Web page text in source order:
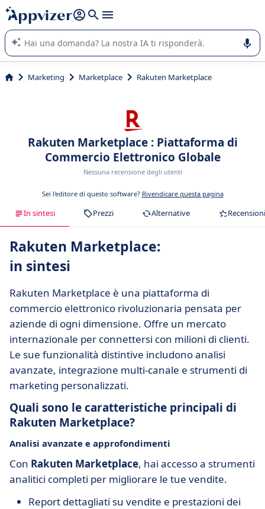
righe con
shift + enter
L'IA di Appvizer vi guida nell'utilizzo o nella scelta di un
software SaaS per la vostra azienda.
Marketing Marketplace Rakuten Marketplace
Rakuten Marketplace : Piattaforma di
Commercio Elettronico Globale
Nessuna recensione degli utenti
Sei l'editore di questo software? Rivendicare questa pagina
In sintesi Prezzi Alternative Recensioni
Rakuten Marketplace:
in sintesi
Rakuten Marketplace è una piattaforma di
commercio elettronico rivoluzionaria pensata per
aziende di ogni dimensione. Offre un mercato
internazionale per connettersi con milioni di clienti.
Le sue funzionalità distintive includono analisi
avanzate, integrazione multi-canale e strumenti di
marketing personalizzati.
Quali sono le caratteristiche principali di
Rakuten Marketplace?
Analisi avanzate e approfondimenti
Con Rakuten Marketplace, hai accesso a strumenti
analitici completi per migliorare le tue vendite.
Report dettagliati su vendite e prestazioni dei